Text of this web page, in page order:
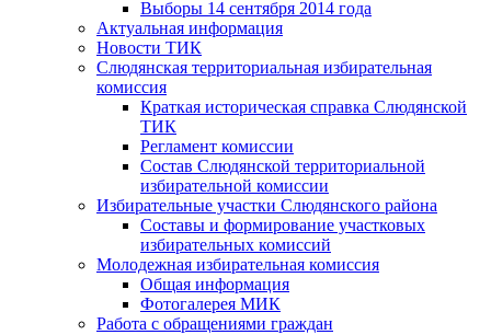
Выборы 14 сентября 2014 года
Актуальная информация
Новости ТИК
Слюдянская территориальная избирательная
комиссия
Краткая историческая справка Слюдянской
ТИК
Регламент комиссии
Состав Слюдянской территориальной
избирательной комиссии
Избирательные участки Слюдянского района
Составы и формирование участковых
избирательных комиссий
Молодежная избирательная комиссия
Общая информация
Фотогалерея МИК
Работа с обращениями граждан